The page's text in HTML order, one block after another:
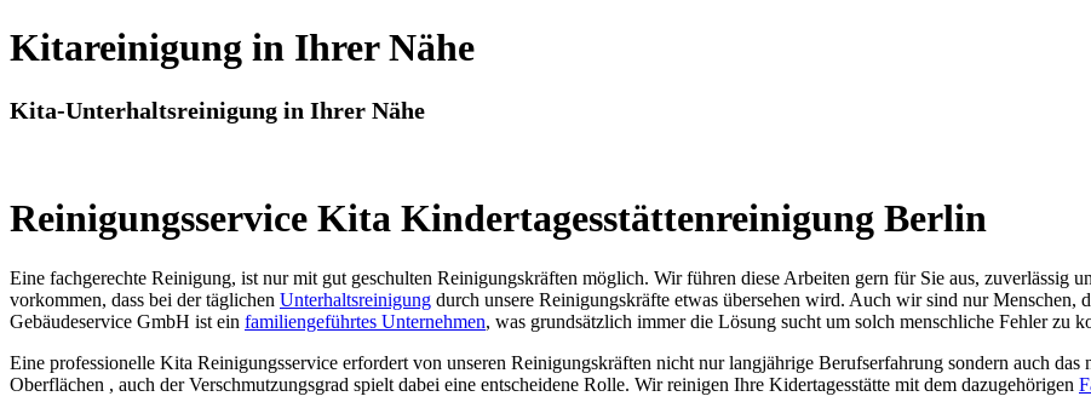
Kitareinigung in Ihrer Nähe
Kita-Unterhaltsreinigung in Ihrer Nähe
Reinigungsservice Kita Kindertagesstättenreinigung Berlin
Eine fachgerechte Reinigung, ist nur mit gut geschulten Reinigungskräften möglich. Wir führen diese Arbeiten gern für Sie aus, zuverlässig
vorkommen, dass bei der täglichen Unterhaltsreinigung durch unsere Reinigungskräfte etwas übersehen wird. Auch wir sind nur Menschen,
Gebäudeservice GmbH ist ein familiengeführtes Unternehmen, was grundsätzlich immer die Lösung sucht um solch menschliche Fehler zu
Eine professionelle Kita Reinigungsservice erfordert von unseren Reinigungskräften nicht nur langjährige Berufserfahrung sondern auch
Oberflächen , auch der Verschmutzungsgrad spielt dabei eine entscheidene Rolle. Wir reinigen Ihre Kidertagesstätte mit dem dazugehörigen